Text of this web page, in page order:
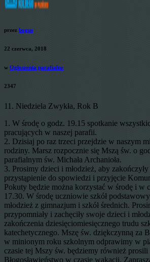
przez bogus
22 czerwca, 2018
w Ogłoszenia parafialne
2347
11. Niedziela Zwykła, Rok B
1. W środę o godz. 19.15 spotkanie
pracujących w naszej parafii.
2. Dzisiaj po raz trzeci przejdzie w naszym
rodziny. Marsz rozpocznie się Mszą św. o
parafialnym św. Michała Archanioła.
3. Prosimy dzieci i młodzież, aby
przystąpienie do spowiedzi i przyjęcie
Pokuty będzie można korzystać w środę i w
17.30. W środę uczniowie szkół
młodzież z gimnazjum i szkół średnich.
przypomniały i zachęciły swoje dzieci i
zakończenia dziesięciomiesięcznego trudu
katechetycznego. Mszę św. dziękczynną za
w minionym roku szkolnym odprawimy w
czasie tej Mszy św. będziemy również
Błogosławieństwo w czasie wakacji.